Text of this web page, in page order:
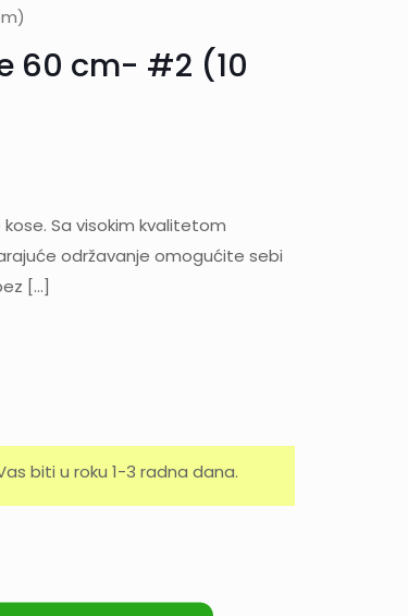
60 cm- #2 (10
Sa visokim kvalitetom
održavanje omogućite sebi
[…]
biti u roku 1-3 radna dana.